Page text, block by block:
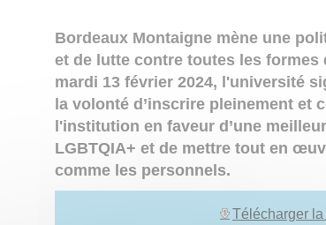
Bordeaux Montaigne mène une
et de lutte contre toutes les
mardi 13 février 2024, l'université
la volonté d’inscrire pleinement et
l'institution en faveur d’une
LGBTQIA+ et de mettre tout en
comme les personnels.
Télécharger la